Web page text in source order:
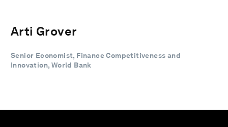
Arti Grover
Senior Economist, Finance Competitiveness and
Innovation, World Bank